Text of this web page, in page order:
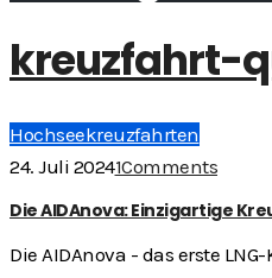
kreuzfahrt-
Hochseekreuzfahrten
24. Juli 20241Comments
Die AIDAnova: Einzigartige
Die AIDAnova - das erste